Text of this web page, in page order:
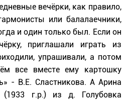
вечёрки, как правило,
или балалаечники,
и один только был. Если он
приглашали играть из
упрашивали, а потом
все вместе ему картошку
- В.Е. Сластникова. А Арина
(1933 г.р.) из д. Голубовка